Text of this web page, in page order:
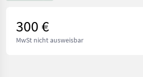
300 €
MwSt nicht ausweisbar